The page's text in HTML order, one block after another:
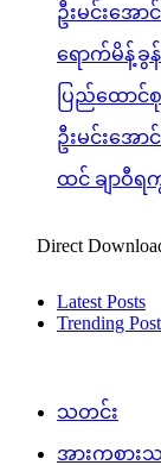
ဦးမင်းအော
ရောက်မိန့်ခွန်
ပြည်ထောင်
ဦးမင်းအော
ထင် ချာဝီ
Direct
Latest Posts
Trending
သတင်း
အားကစား